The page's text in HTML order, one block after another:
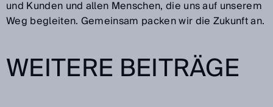
und Kunden und allen Menschen, die uns auf unserem
Weg begleiten. Gemeinsam packen wir die Zukunft an.
WEITERE BEITRÄGE